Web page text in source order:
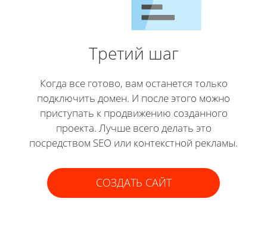
Третий шаг
Когда все готово, вам останется только
подключить домен. И после этого можно
приступать к продвижению созданного
проекта. Лучше всего делать это
посредством SEO или контекстной рекламы.
СОЗДАТЬ САЙТ